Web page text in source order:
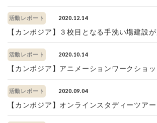
活動レポート 2020.12.14
【カンボジア】３校目となる手洗い場建設
活動レポート 2020.10.14
【カンボジア】アニメーションワークショ
活動レポート 2020.09.04
【カンボジア】オンラインスタディーツア